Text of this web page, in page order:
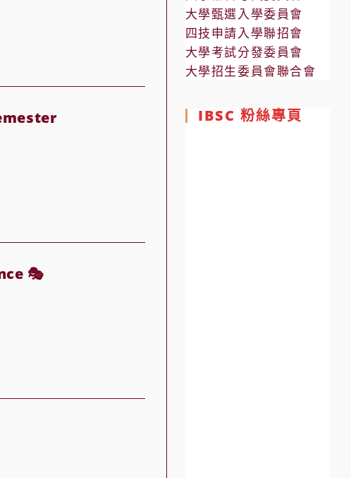
🎭
大學甄選入學委員會
四技申請入學聯招會
大學考試分發委員會
大學招生委員會聯合會
IBSC 粉絲專頁